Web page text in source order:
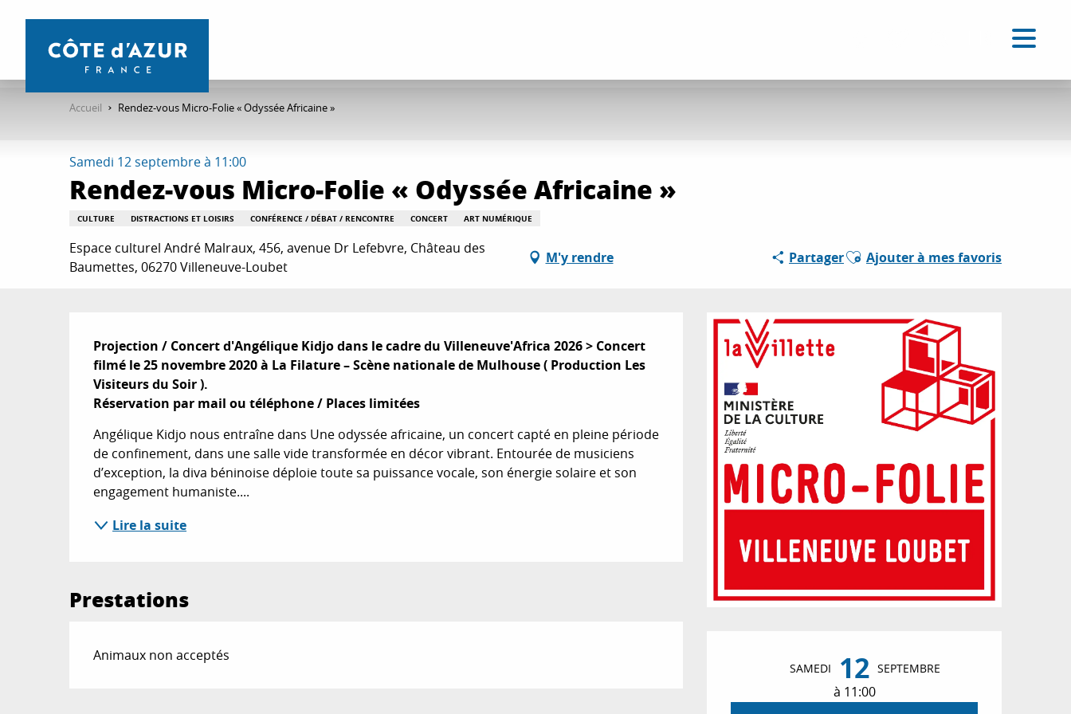
contenu
Accueil Rendez-vous Micro-Folie « Odyssée Africaine »
Samedi 12 septembre à 11:00
Rendez-vous Micro-Folie « Odyssée Africaine »
CULTURE DISTRACTIONS ET LOISIRS CONFÉRENCE / DÉBAT / RENCONTRE CONCERT ART NUMÉRIQUE
Espace culturel André Malraux, 456, avenue Dr Lefebvre, Château des
Baumettes, 06270 Villeneuve-Loubet
M'y rendre PartagerAjouter aux favoris
Ajouter à mes favoris
Ouverture et
SAMEDI 12 SEPTEMBRE
à 11:00
Description
Projection / Concert d'Angélique Kidjo dans le cadre du Villeneuve'Africa 2026 > Concert
filmé le 25 novembre 2020 à La Filature – Scène nationale de Mulhouse ( Production Les
Visiteurs du Soir ).
Réservation par mail ou téléphone / Places limitées
Angélique Kidjo nous entraîne dans Une odyssée africaine, un concert capté en pleine période
de confinement, dans une salle vide transformée en décor vibrant. Entourée de musiciens
d’exception, la diva béninoise déploie toute sa puissance vocale, son énergie solaire et son
engagement humaniste....
Lire la suite
Prestations
Animaux non acceptés